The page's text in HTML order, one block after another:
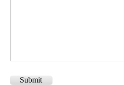
Submit